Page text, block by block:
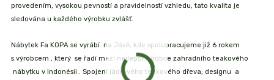
provedením, vysokou pevností a pravidelností vzhledu, tato kvalita je
sledována u každého výrobku zvlášť.
Nábytek Fa KOPA se vyrábí na Jávě, kde spolupracujeme již 6 rokem
s výrobcem , který se řadí mezi nejlepší výrobce zahradního teakového
nábytku v Indonésii . Spojení jádrového teakového dřeva, designu a